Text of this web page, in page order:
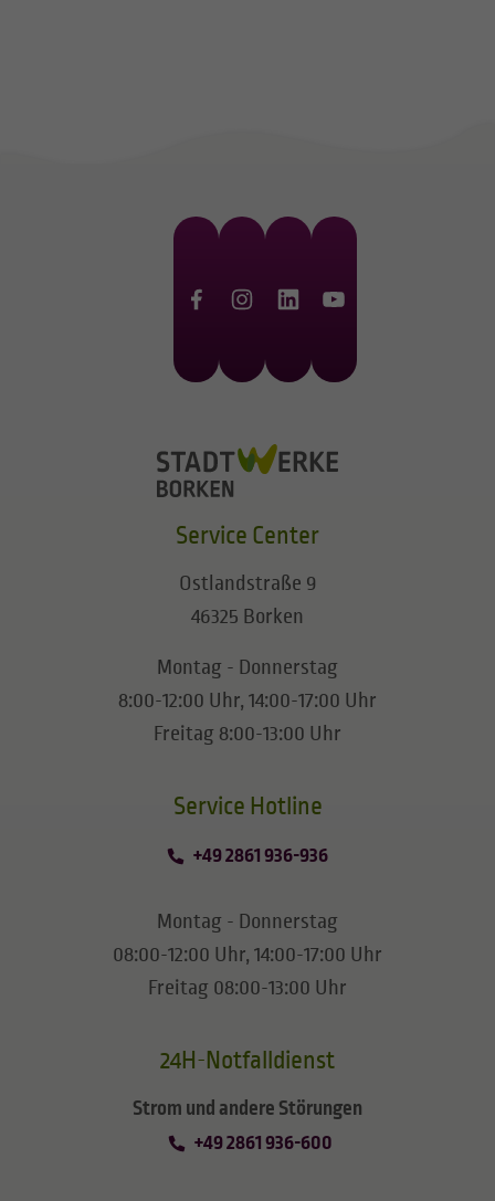
Service Center
Ostlandstraße 9
46325 Borken
Montag - Donnerstag
8:00-12:00 Uhr, 14:00-17:00 Uhr
Freitag 8:00-13:00 Uhr
​​​​​​​Service Hotline
+49 2861 936-936
Montag - Donnerstag
08:00-12:00 Uhr, 14:00-17:00 Uhr
Freitag 08:00-13:00 Uhr
24H-Notfalldienst
Strom und andere Störungen
+49 2861 936-600